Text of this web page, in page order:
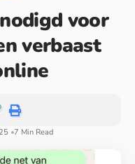
voor
verbaast
7 Min Read